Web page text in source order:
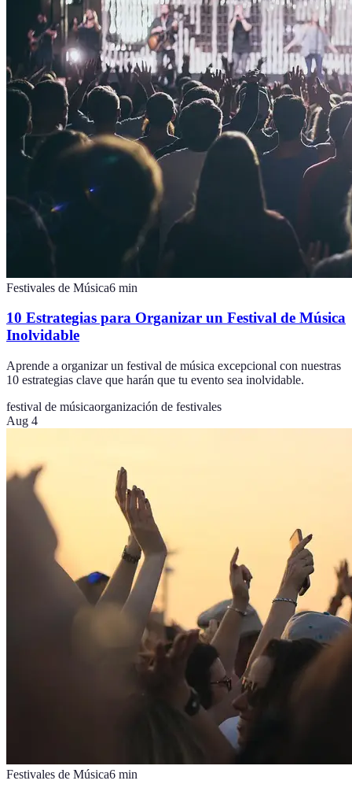
Festivales de Música6 min
10 Estrategias para Organizar un Festival de Música
Inolvidable
Aprende a organizar un festival de música excepcional con nuestras
10 estrategias clave que harán que tu evento sea inolvidable.
festival de músicaorganización de festivales
Aug 4
Festivales de Música6 min